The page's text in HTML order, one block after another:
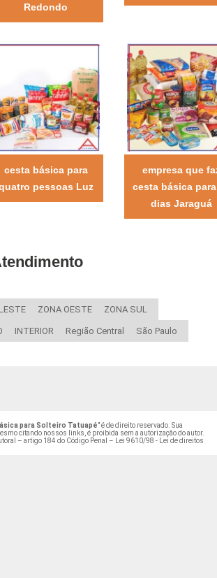
Redondo
cesta básica para
pessoas Luz
empresa que
cesta básica
dias Jaraguá
ZONA OESTE ZONA SUL
INTERIOR Região Central São Paulo
para Solteiro Tatuapé" é de direito reservado. Sua
citando nossos links, é proibida sem a autorização do autor.
– artigo 184 do Código Penal –
Lei 9610/98 - Lei de direitos